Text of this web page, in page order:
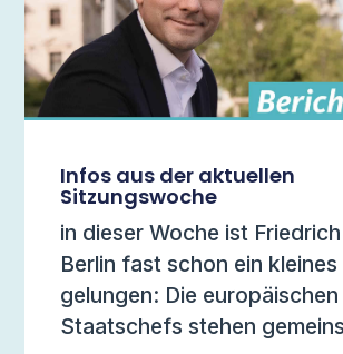
Infos aus der aktuellen
Sitzungswoche
in dieser Woche ist
Berlin fast schon ein
gelungen: Die europäischen
Staatschefs stehen